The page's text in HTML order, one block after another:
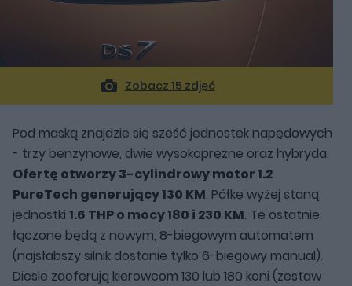
Zobacz 15 zdjęć
Pod maską znajdzie się sześć jednostek napędowych
- trzy benzynowe, dwie wysokoprężne oraz hybryda.
Ofertę otworzy 3-cylindrowy motor 1.2
PureTech generujący 130 KM. Półkę wyżej staną
jednostki 1.6 THP o mocy 180 i 230 KM. Te ostatnie
łączone będą z nowym, 8-biegowym automatem
(najsłabszy silnik dostanie tylko 6-biegowy manual).
Diesle zaoferują kierowcom 130 lub 180 koni (zestaw